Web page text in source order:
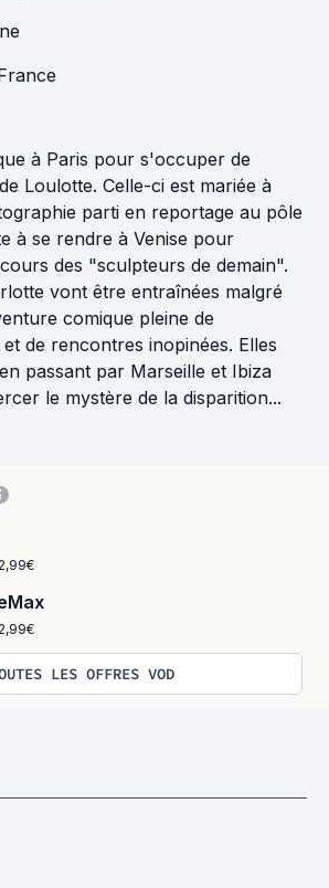
à Paris pour s'occuper de
Loulotte. Celle-ci est mariée à
parti en reportage au pôle
à se rendre à Venise pour
des "sculpteurs de demain".
vont être entraînées malgré
comique pleine de
de rencontres inopinées. Elles
passant par Marseille et Ibiza
le mystère de la disparition...
LES OFFRES VOD